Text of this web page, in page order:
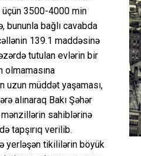
üçün 3500-4000 min
bununla bağlı cavabda
139.1 maddəsinə
tutulan evlərin bir
olmamasına
uzun müddət yaşaması,
alınaraq Bakı Şəhər
sahiblərinə
tapşırıq verilib.
yerləşən tikililərin böyük